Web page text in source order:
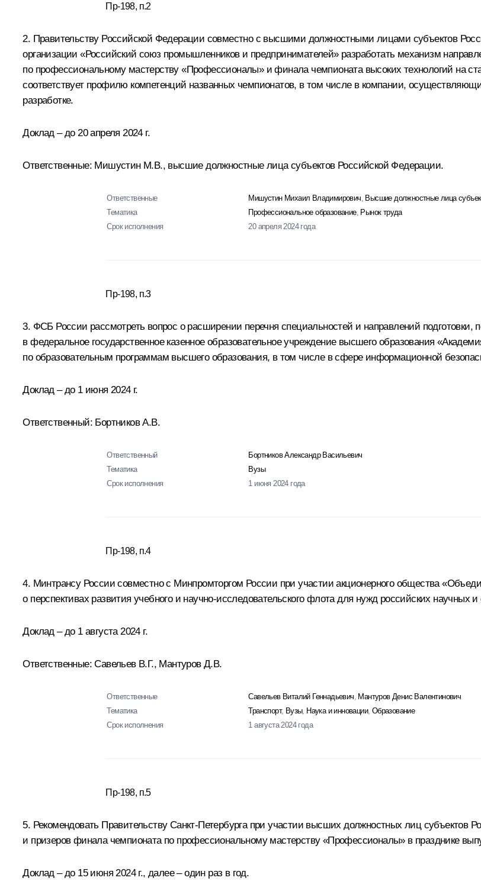
Пр-198, п.2
2. Правительству Российской Федерации совместно с высшими должностными лицами субъектов
организации «Российский союз промышленников и предпринимателей» разработать механизм
по профессиональному мастерству «Профессионалы» и финала чемпионата высоких технологий на
соответствует профилю компетенций названных чемпионатов, в том числе в компании,
разработке.
Доклад – до 20 апреля 2024 г.
Ответственные: Мишустин М.В., высшие должностные лица субъектов Российской Федерации.
Ответственные Мишустин Михаил Владимирович Высшие должностные лица
Тематика
Профессиональное образование, Рынок труда
Срок исполнения
20 апреля 2024 года
Пр-198, п.3
3. ФСБ России рассмотреть вопрос о расширении перечня специальностей и направлений подготовки,
в федеральное государственное казенное образовательное учреждение высшего образования
по образовательным программам высшего образования, в том числе в сфере информационной
Доклад – до 1 июня 2024 г.
Ответственный: Бортников А.В.
Ответственный
Бортников Александр Васильевич
Тематика
Вузы
Срок исполнения
1 июня 2024 года
Пр-198, п.4
4. Минтрансу России совместно с Минпромторгом России при участии акционерного общества
о перспективах развития учебного и научно-исследовательского флота для нужд российских научных
Доклад – до 1 августа 2024 г.
Ответственные: Савельев В.Г., Мантуров Д.В.
Ответственные Савельев Виталий Геннадьевич Мантуров Денис Валентинович
Тематика
Транспорт, Вузы, Наука и инновации, Образование
Срок исполнения
1 августа 2024 года
Пр-198, п.5
5. Рекомендовать Правительству Санкт-Петербурга при участии высших должностных лиц субъектов
и призеров финала чемпионата по профессиональному мастерству «Профессионалы» в празднике
Доклад – до 15 июня 2024 г., далее – один раз в год.